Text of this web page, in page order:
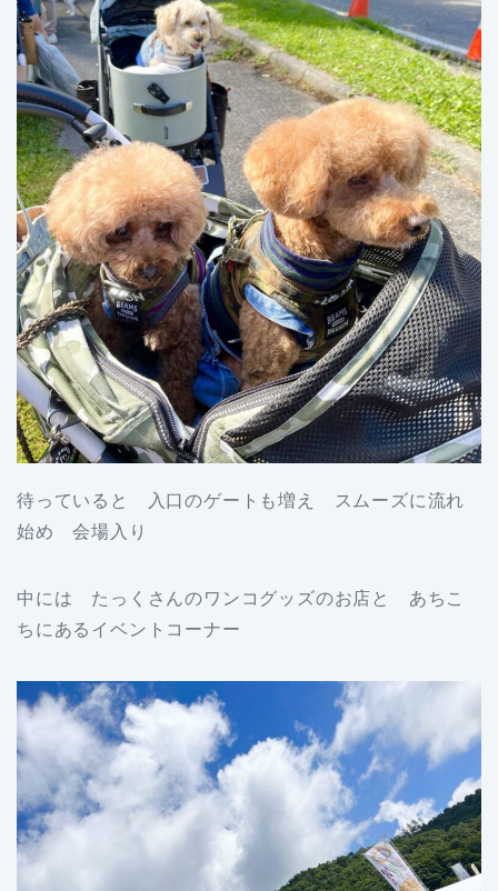
待っていると 入口のゲートも増え スムーズに流れ
始め 会場入り
中には たっくさんのワンコグッズのお店と あちこ
ちにあるイベントコーナー